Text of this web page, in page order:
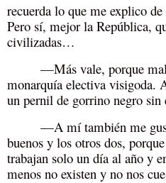
recuerda lo que me explico de
Pero sí, mejor la República,
civilizadas…
—Más vale, porque
monarquía electiva visigoda.
un pernil de gorrino negro
—A mí también me
buenos y los otros dos,
trabajan solo un día al año y
menos no existen y no nos